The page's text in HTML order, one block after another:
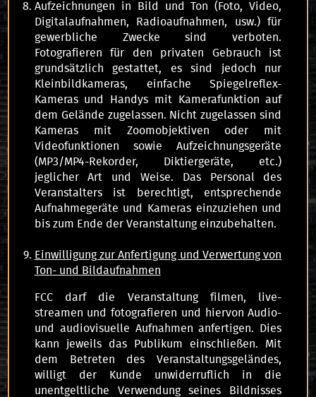
Aufzeichnungen in Bild und Ton (Foto, Video,
Digitalaufnahmen, Radioaufnahmen, usw.) für
gewerbliche Zwecke sind verboten.
Fotografieren für den privaten Gebrauch ist
grundsätzlich gestattet, es sind jedoch nur
Kleinbildkameras, einfache Spiegelreflex-
Kameras und Handys mit Kamerafunktion auf
dem Gelände zugelassen. Nicht zugelassen sind
Kameras mit Zoomobjektiven oder mit
Videofunktionen sowie Aufzeichnungsgeräte
(MP3/MP4-Rekorder, Diktiergeräte, etc.)
jeglicher Art und Weise. Das Personal des
Veranstalters ist berechtigt, entsprechende
Aufnahmegeräte und Kameras einzuziehen und
bis zum Ende der Veranstaltung einzubehalten.
Einwilligung zur Anfertigung und Verwertung von
Ton- und Bildaufnahmen
FCC darf die Veranstaltung filmen, live-
streamen und fotografieren und hiervon Audio-
und audiovisuelle Aufnahmen anfertigen. Dies
kann jeweils das Publikum einschließen. Mit
dem Betreten des Veranstaltungsgeländes,
willigt der Kunde unwiderruflich in die
unentgeltliche Verwendung seines Bildnisses